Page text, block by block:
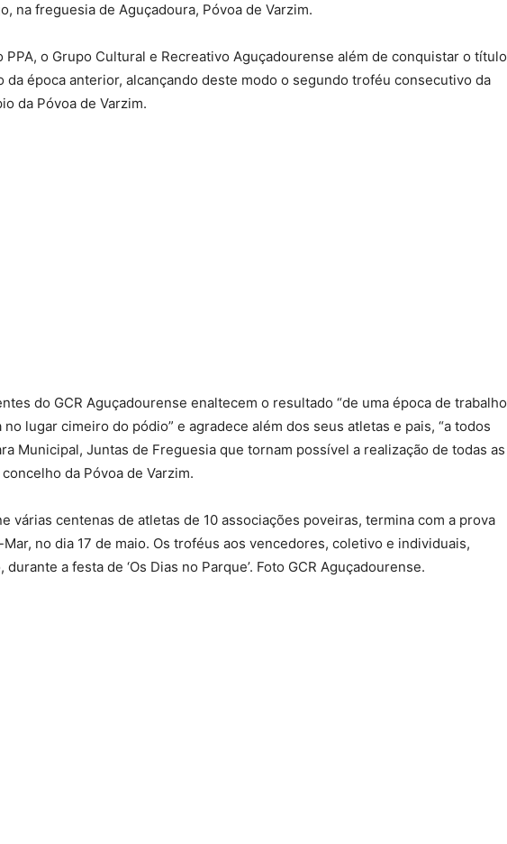
na freguesia de Aguçadoura, Póvoa de Varzim.
PPA, o Grupo Cultural e Recreativo Aguçadourense além de conquistar o título
época anterior, alcançando deste modo o segundo troféu consecutivo da
da Póvoa de Varzim.
do GCR Aguçadourense enaltecem o resultado “de uma época de trabalho
lugar cimeiro do pódio” e agradece além dos seus atletas e pais, “a todos
Municipal, Juntas de Freguesia que tornam possível a realização de todas as
da Póvoa de Varzim.
várias centenas de atletas de 10 associações poveiras, termina com a prova
no dia 17 de maio. Os troféus aos vencedores, coletivo e individuais,
a festa de ‘Os Dias no Parque’. Foto GCR Aguçadourense.